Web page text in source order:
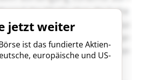
jetzt weiter
ist das fundierte Aktien-
europäische und US-